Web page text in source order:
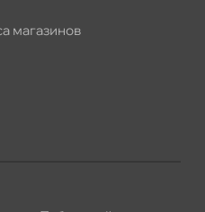
магазино